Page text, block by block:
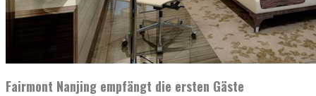
Fairmont Nanjing empfängt die ersten Gäste